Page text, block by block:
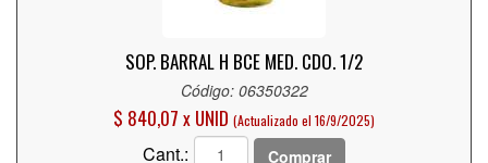
SOP. BARRAL H BCE MED. CDO. 1/2
Código: 06350322
$ 840,07 x UNID (Actualizado el 16/9/2025)
Cant.: Comprar